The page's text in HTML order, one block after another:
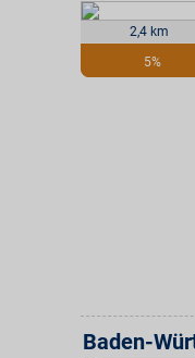
2,4 km
5%
Baden-